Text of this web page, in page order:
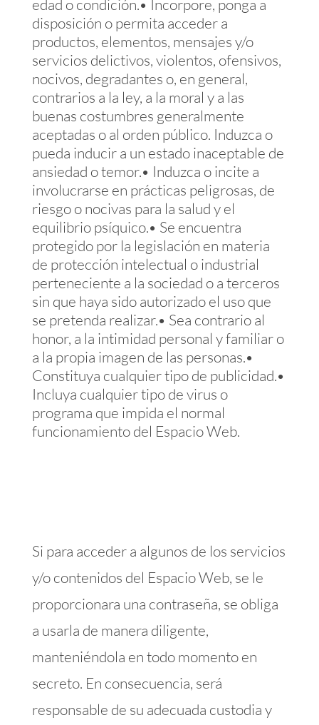
edad o condición.• Incorpore, ponga a
disposición o permita acceder a
productos, elementos, mensajes y/o
servicios delictivos, violentos, ofensivos,
nocivos, degradantes o, en general,
contrarios a la ley, a la moral y a las
buenas costumbres generalmente
aceptadas o al orden público. Induzca o
pueda inducir a un estado inaceptable de
ansiedad o temor.• Induzca o incite a
involucrarse en prácticas peligrosas, de
riesgo o nocivas para la salud y el
equilibrio psíquico.• Se encuentra
protegido por la legislación en materia
de protección intelectual o industrial
perteneciente a la sociedad o a terceros
sin que haya sido autorizado el uso que
se pretenda realizar.• Sea contrario al
honor, a la intimidad personal y familiar o
a la propia imagen de las personas.•
Constituya cualquier tipo de publicidad.•
Incluya cualquier tipo de virus o
programa que impida el normal
funcionamiento del Espacio Web.
Si para acceder a algunos de los servicios
y/o contenidos del Espacio Web, se le
proporcionara una contraseña, se obliga
a usarla de manera diligente,
manteniéndola en todo momento en
secreto. En consecuencia, será
responsable de su adecuada custodia y